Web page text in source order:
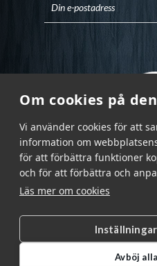
Om cookies på
Vi använder cookies för att
information om
för att förbättra funktioner
och för att förbättra och
Läs mer om cookies
Avböj
Garnr
info@garnr.se
|